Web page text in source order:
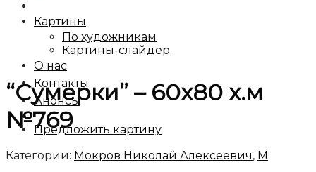
Картины
По художникам
Картины-слайдер
О нас
Контакты
Анонсы
Предложить картину
“Сумерки” – 60х80 х.м
№769
Категории: Мокров Николай Алексеевич, М